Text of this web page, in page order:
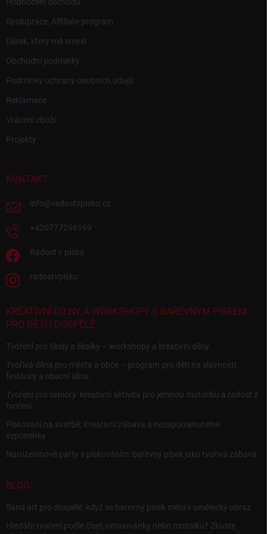
Hodnocení obchodu
Spolupráce, Affiliate program
Dárek, který má smysl
Obchodní podmínky
Podmínky ochrany osobních údajů
Reklamace
Vrácení zboží
Projekty
KONTAKT
info@radostvpisku.cz
+420777296199
Radost v písku
radostvpisku
KREATIVNÍ DÍLNY A WORKSHOPY S BAREVNÝM PÍSKEM
PRO DĚTI I DOSPĚLÉ
Tvoření pro školy a školky – workshopy a kreativní dílny
Tvořivá dílna pro města a obce – program pro děti na slavnosti,
festivaly a obecní akce
Tvoření pro seniory: kreativní aktivita pro jemnou motoriku a radost z
tvoření
Pískování na svatbě: Kreativní zábava a nezapomenutelné
vzpomínky
Narozeninové párty s pískováním: barevný písek jako tvořivá zábava
BLOG
Sand art pro dospělé: když se barevný písek mění v umělecký obraz
Hledáte tvoření podle čísel, omalovánky nebo mozaiku? Zkuste